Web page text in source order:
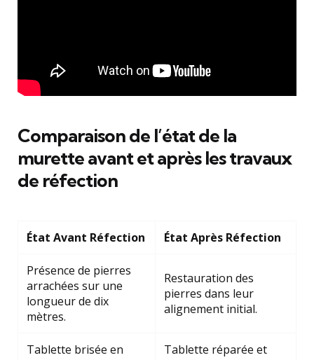
Comparaison de l’état de la
murette avant et après les travaux
de réfection
État Avant Réfection État Après Réfection
Présence de pierres
arrachées sur une
longueur de dix
mètres.
Restauration des
pierres dans leur
alignement initial.
Tablette brisée en
Tablette réparée et